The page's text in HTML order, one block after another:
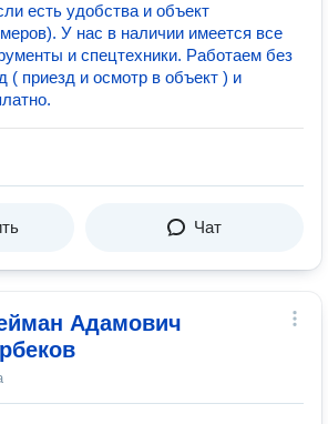
есть удобства и объект
У нас в наличии имеется все
и спецтехники. Работаем без
( приезд и осмотр в объект ) и
Чат
Адамович